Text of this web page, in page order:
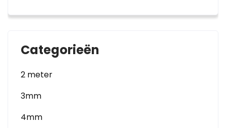
Categorieën
2 meter
3mm
4mm